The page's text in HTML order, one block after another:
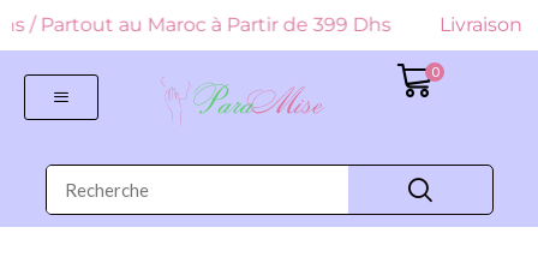
/ Partout au Maroc à Partir de 399 Dhs Livraison
0